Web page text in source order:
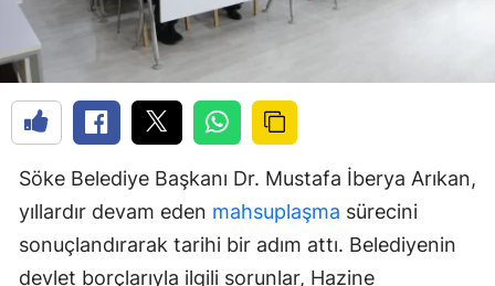
Söke Belediye Başkanı Dr. Mustafa İberya Arıkan,
yıllardır devam eden mahsuplaşma sürecini
sonuçlandırarak tarihi bir adım attı. Belediyenin
devlet borçlarıyla ilgili sorunlar, Hazine